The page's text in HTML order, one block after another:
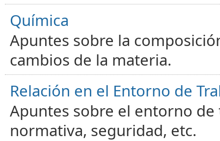
Química
Apuntes sobre la
cambios de la materia.
Relación en el Entorno de
Apuntes sobre el entorno
normativa, seguridad, etc.